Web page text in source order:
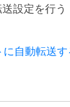
設定を行う
自動転送す